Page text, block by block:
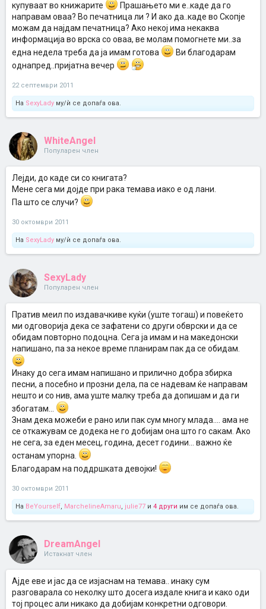
купуваат во книжарите
Прашањето ми е..каде да го
направам оваа? Во печатница ли ? И ако да..каде во Скопје
можам да најдам печатница? Ако некој има некаква
информација во врска со оваа, ве молам помогнете ми..за
една недела треба да ја имам готова
Ви благодарам
однапред..пријатна вечер
22 септември 2011
На SexyLady му/ѝ се допаѓа ова.
WhiteAngel
Популарен член
Лејди, до каде си со книгата?
Мене сега ми дојде при рака темава иако е од лани.
Па што се случи?
30 октомври 2011
На SexyLady му/ѝ се допаѓа ова.
SexyLady
Популарен член
Пратив меил по издавачкиве куќи (уште тогаш) и повеќето
ми одговорија дека се зафатени со други обврски и да се
обидам повторно подоцна. Сега ја имам и на македонски
напишано, па за некое време планирам пак да се обидам.
Инаку до сега имам напишано и прилично добра збирка
песни, а посебно и прозни дела, па се надевам ќе направам
нешто и со нив, ама уште малку треба да допишам и да ги
збогатам...
Знам дека можеби е рано или пак сум многу млада.... ама не
се откажувам се додека не го добијам она што го сакам. Ако
не сега, за еден месец, година, десет години... важно ќе
останам упорна.
Благодарам на поддршката девојки!
30 октомври 2011
На BeYourself, MarchelineAmaru, julie77 и 4 други им се допаѓа ова.
DreamAngel
Истакнат член
Ајде еве и јас да се изјаснам на темава.. инаку сум
разговарала со неколку што досега издале книга и како оди
тој процес али никако да добијам конкретни одговори.